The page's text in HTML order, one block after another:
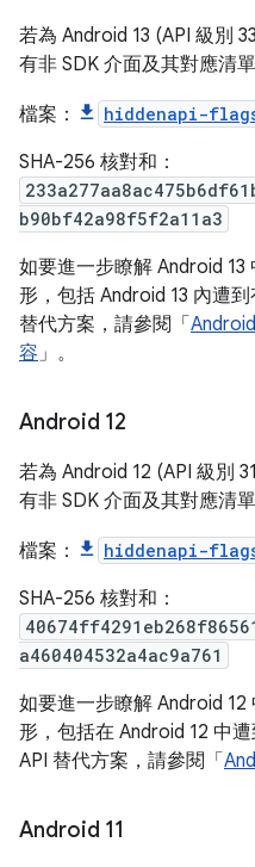
若為 Android 13 (API 級別
有非 SDK 介面及其對應清單
檔案： hiddenapi-
SHA-256 核對和：
b90bf42a98f5f2a11a3
如要進一步瞭解 Android 13
形，包括 Android 13 內遭
替代方案，請參閱「
容」。
Android 12
若為 Android 12 (API 級別
有非 SDK 介面及其對應清單
檔案： hiddenapi-
SHA-256 核對和：
a460404532a4ac9a761
如要進一步瞭解 Android 12
形，包括在 Android 12 中
API 替代方案，請參閱「
Android 11